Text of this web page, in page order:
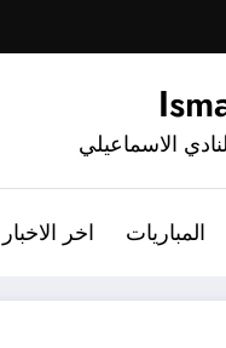
الاسماعيلي
اخر الاخبار المباريات